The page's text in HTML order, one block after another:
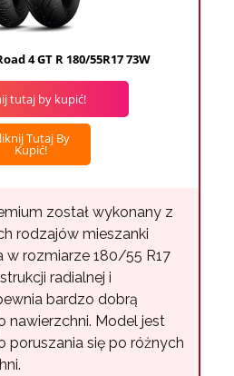
4 GT R 180/55R17 73W
tutaj by kupić!
Tutaj By
Kupić!
został wykonany z
rodzajów mieszanki
w rozmiarze 180/55 R17
radialnej i
bardzo dobrą
nawierzchni. Model jest
poruszania się po różnych